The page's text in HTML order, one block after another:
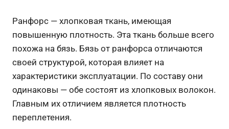
Ранфорс — хлопковая ткань, имеющая
повышенную плотность. Эта ткань больше всего
похожа на бязь. Бязь от ранфорса отличаются
своей структурой, которая влияет на
характеристики эксплуатации. По составу они
одинаковы — обе состоят из хлопковых волокон.
Главным их отличием является плотность
переплетения.